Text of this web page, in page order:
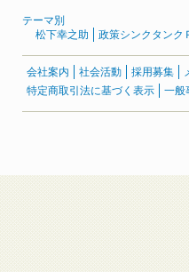
テーマ別
松下幸之助
政策シンクタンク
会社案内 社会活動 採用募集
特定商取引法に基づく表示
一般